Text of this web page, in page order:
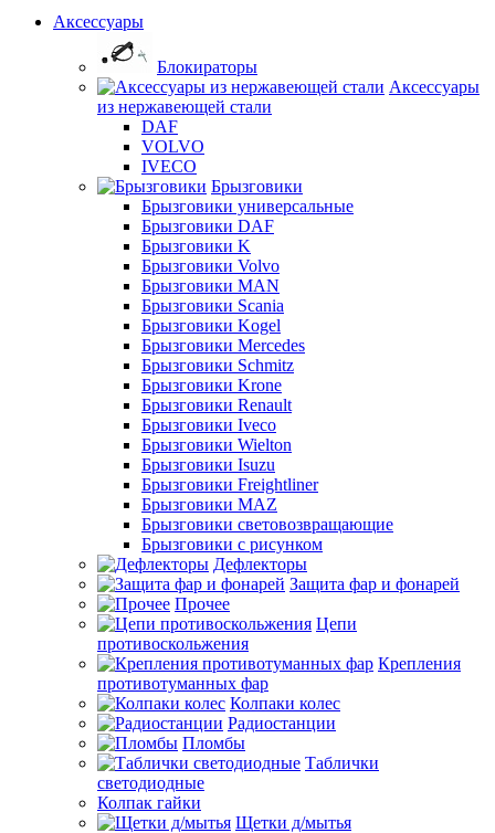
Аксессуары
Блокираторы
Аксессуары
из нержавеющей стали
DAF
VOLVO
IVECO
Брызговики
Брызговики универсальные
Брызговики DAF
Брызговики K
Брызговики Volvo
Брызговики MAN
Брызговики Scania
Брызговики Kogel
Брызговики Mercedes
Брызговики Schmitz
Брызговики Krone
Брызговики Renault
Брызговики Iveco
Брызговики Wielton
Брызговики Isuzu
Брызговики Freightliner
Брызговики MAZ
Брызговики световозвращающие
Брызговики с рисунком
Дефлекторы
Защита фар и фонарей
Прочее
Цепи
противоскольжения
Крепления
противотуманных фар
Колпаки колес
Радиостанции
Пломбы
Таблички
светодиодные
Колпак гайки
Щетки д/мытья